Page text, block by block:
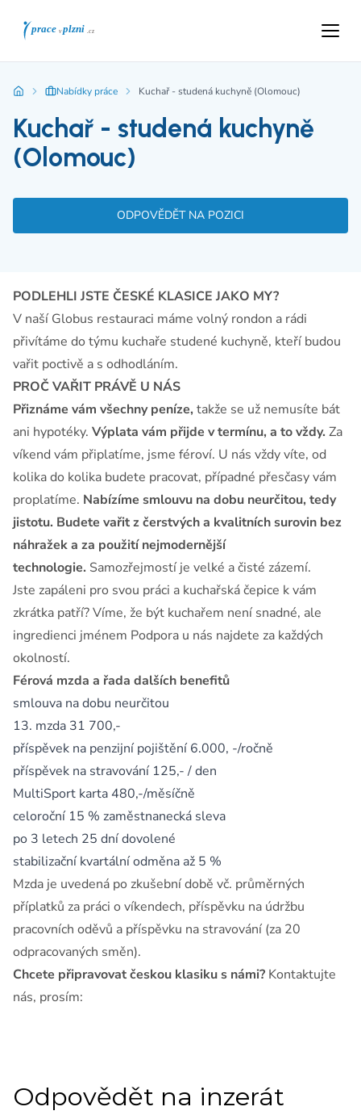
Nabídky práce Kuchař - studená kuchyně (Olomouc)
Kuchař - studená kuchyně
(Olomouc)
ODPOVĚDĚT NA POZICI
PODLEHLI JSTE ČESKÉ KLASICE JAKO MY?
V naší Globus restauraci máme volný rondon a rádi
přivítáme do týmu kuchaře studené kuchyně, kteří budou
vařit poctivě a s odhodláním.
PROČ VAŘIT PRÁVĚ U NÁS
Přiznáme vám všechny peníze, takže se už nemusíte bát
ani hypotéky. Výplata vám přijde v termínu, a to vždy. Za
víkend vám připlatíme, jsme féroví. U nás vždy víte, od
kolika do kolika budete pracovat, případné přesčasy vám
proplatíme. Nabízíme smlouvu na dobu neurčitou, tedy
jistotu. Budete vařit z čerstvých a kvalitních surovin bez
náhražek a za použití nejmodernější
technologie. Samozřejmostí je velké a čisté zázemí.
Jste zapáleni pro svou práci a kuchařská čepice k vám
zkrátka patří? Víme, že být kuchařem není snadné, ale
ingredienci jménem Podpora u nás najdete za každých
okolností.
Férová mzda a řada dalších benefitů
smlouva na dobu neurčitou
13. mzda 31 700,-
příspěvek na penzijní pojištění 6.000, -/ročně
příspěvek na stravování 125,- / den
MultiSport karta 480,-/měsíčně
celoroční 15 % zaměstnanecká sleva
po 3 letech 25 dní dovolené
stabilizační kvartální odměna až 5 %
Mzda je uvedená po zkušební době vč. průměrných
příplatků za práci o víkendech, příspěvku na údržbu
pracovních oděvů a příspěvku na stravování (za 20
odpracovaných směn).
Chcete připravovat českou klasiku s námi? Kontaktujte
nás, prosím: